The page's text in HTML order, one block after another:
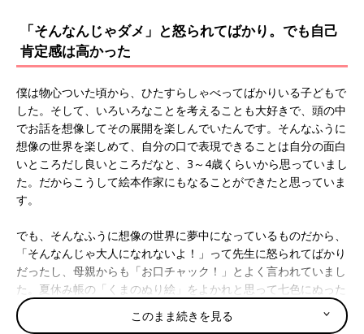
「そんなんじゃダメ」と怒られてばかり。でも自己
肯定感は高かった
僕は物心ついた頃から、ひたすらしゃべってばかりいる子どもで
した。そして、いろいろなことを考えることも大好きで、頭の中
でお話を想像してその展開を楽しんでいたんです。そんなふうに
想像の世界を楽しめて、自分の口で表現できることは自分の面白
いところだし良いところだなと、3～4歳くらいから思っていまし
た。だからこうして絵本作家にもなることができたと思っていま
す。
でも、そんなふうに想像の世界に夢中になっているものだから、
「そんなんじゃ大人になれないよ！」って先生に怒られてばかり
だったし、母親からも「お口チャック！」とよく言われていまし
た。夏休み帳の「くまのぬり絵」をよかれと思って七色にぬった
ら、母親に「そんなクマいないでしょ！」とぬり直されたり、作
文を書いたら「こう書かないとだめでしょ」と書き直された
このまま続きを見る